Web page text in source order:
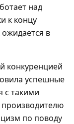
над
к концу
в
конкуренцией
успешные
с такими
производителю
по поводу